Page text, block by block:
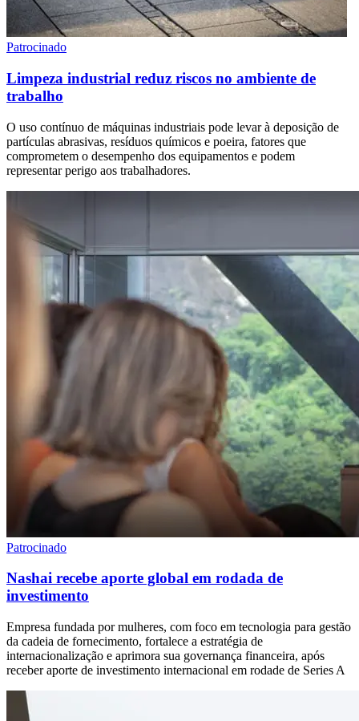
Patrocinado
Limpeza industrial reduz riscos no ambiente de
trabalho
O uso contínuo de máquinas industriais pode levar à deposição de
partículas abrasivas, resíduos químicos e poeira, fatores que
comprometem o desempenho dos equipamentos e podem
representar perigo aos trabalhadores.
Patrocinado
Nashai recebe aporte global em rodada de
investimento
Empresa fundada por mulheres, com foco em tecnologia para gestão
da cadeia de fornecimento, fortalece a estratégia de
internacionalização e aprimora sua governança financeira, após
receber aporte de investimento internacional em rodade de Series A